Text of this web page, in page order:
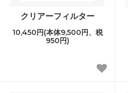
クリアーフィルター
10,450円(本体9,500円、税
950円)